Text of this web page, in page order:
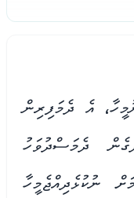
އެ ދެމަފިރިން
ދެމަސްދުވަހު
ނުކުޅެދިއްޖެމީހާ